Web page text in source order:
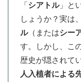
「 シアトル」と
しょうか？実は
ル（またはシー
す。しかし、こ
歴史が隠されて
人入植者による